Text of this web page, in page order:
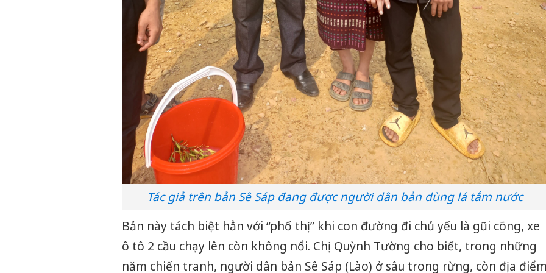
Tác giả trên bản Sê Sáp đang được người dân bản dùng lá tắm nước
Bản này tách biệt hẳn với “phố thị” khi con đường đi chủ yếu là gũi cõng, xe
ô tô 2 cầu chạy lên còn không nổi. Chị Quỳnh Tường cho biết, trong những
năm chiến tranh, người dân bản Sê Sáp (Lào) ở sâu trong rừng, còn địa